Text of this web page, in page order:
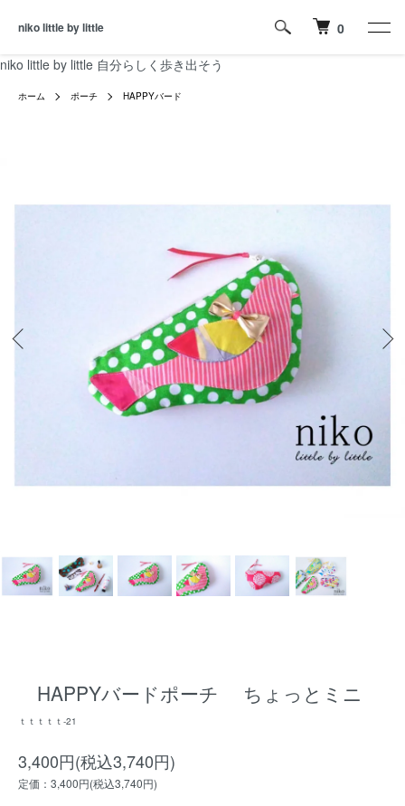
niko little by little 自分らしく歩き出そう
niko little by little 0
ホーム ポーチ HAPPYバード
HAPPYバードポーチ ちょっとミニ
ｔｔｔｔｔ-21
3,400円(税込3,740円)
定価：3,400円(税込3,740円)